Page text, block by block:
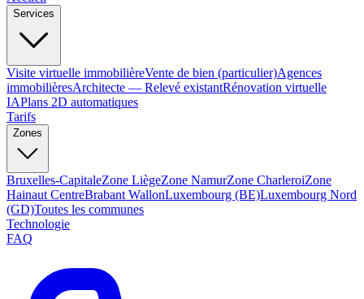
Services
Visite virtuelle immobilièreVente de bien (particulier)Agences
immobilièresArchitecte — Relevé existantRénovation virtuelle
IAPlans 2D automatiques
Tarifs
Zones
Bruxelles-CapitaleZone LiègeZone NamurZone CharleroiZone
Hainaut CentreBrabant WallonLuxembourg (BE)Luxembourg Nord
(GD)Toutes les communes
Technologie
FAQ